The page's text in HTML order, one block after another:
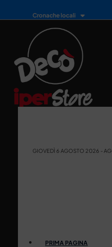
Cronache locali
GIOVEDÌ 6 AGOSTO 2026 -
PRIMA PAGINA